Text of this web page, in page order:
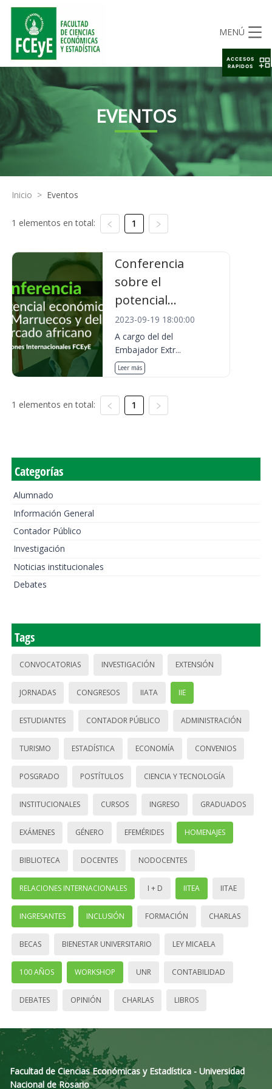
MENÚ
EVENTOS
Inicio > Eventos
1 elementos en total: 1
Conferencia
sobre el
potencial...
2023-09-19 18:00:00
A cargo del del
Embajador Extr...
Leer más
1 elementos en total: 1
Categorías
Alumnado
Información General
Contador Público
Investigación
Noticias institucionales
Debates
Tags
CONVOCATORIAS INVESTIGACIÓN EXTENSIÓN
JORNADAS CONGRESOS IIATA IIE
ESTUDIANTES CONTADOR PÚBLICO ADMINISTRACIÓN
TURISMO ESTADÍSTICA ECONOMÍA CONVENIOS
POSGRADO POSTÍTULOS CIENCIA Y TECNOLOGÍA
INSTITUCIONALES CURSOS INGRESO GRADUADOS
EXÁMENES GÉNERO EFEMÉRIDES HOMENAJES
BIBLIOTECA DOCENTES NODOCENTES
RELACIONES INTERNACIONALES I + D IITEA IITAE
INGRESANTES INCLUSIÓN FORMACIÓN CHARLAS
BECAS BIENESTAR UNIVERSITARIO LEY MICAELA
100 AÑOS WORKSHOP UNR CONTABILIDAD
DEBATES OPINIÓN CHARLAS LIBROS
Facultad de Ciencias Económicas y Estadística - Universidad
Nacional de Rosario
ACCESOS
RAPIDOS